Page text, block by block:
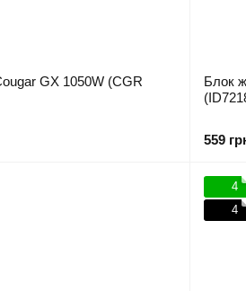
GX 1050W (CGR
Блок
559
4
4